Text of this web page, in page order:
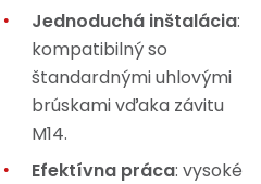
Jednoduchá inštalácia:
kompatibilný so
štandardnými uhlovými
brúskami vďaka závitu
M14.
Efektívna práca: vysoké